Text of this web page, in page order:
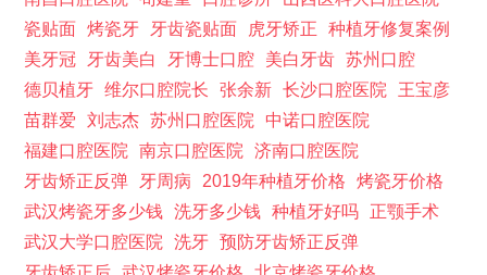
瓷贴面
烤瓷牙 牙齿瓷贴面 虎牙矫正
种植牙修复案例
美牙冠
牙齿美白 牙博士口腔 美白牙齿
苏州口腔
德贝植牙
维尔口腔院长 张余新 长沙口腔医院
王宝彦
苗群爱
刘志杰 苏州口腔医院
中诺口腔医院
福建口腔医院
南京口腔医院
济南口腔医院
牙齿矫正反弹
牙周病 2019年种植牙价格
烤瓷牙价格
武汉烤瓷牙多少钱
洗牙多少钱 种植牙好吗
正颚手术
武汉大学口腔医院
洗牙
预防牙齿矫正反弹